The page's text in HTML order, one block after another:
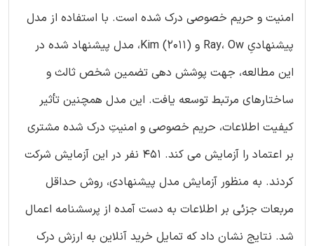
امنیت و حریم خصوصی درک شده است. با استفاده از مدل
پیشنهادیِ Ray، Ow و Kim (2011)، مدل پیشنهاد شده در
این مطالعه، جهت پوشش دهی تضمین شخص ثالث و
ساختارهای مرتبط توسعه یافت. این مدل همچنین تأثیر
کیفیت اطلاعات، حریم خصوصی و امنیتِ درک شده مشتری
بر اعتماد را آزمایش می کند. 451 نفر در این آزمایش شرکت
کردند. به منظور آزمایش مدل پیشنهادی، روش حداقل
مربعات جزئی بر اطلاعات به دست آمده از پرسشنامه اعمال
شد. نتایج نشان داد که تمایل خرید آنلاین به ارزش درک